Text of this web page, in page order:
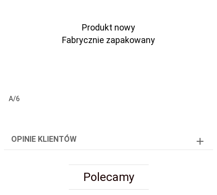
Produkt nowy
Fabrycznie zapakowany
A/6
OPINIE KLIENTÓW
Polecamy